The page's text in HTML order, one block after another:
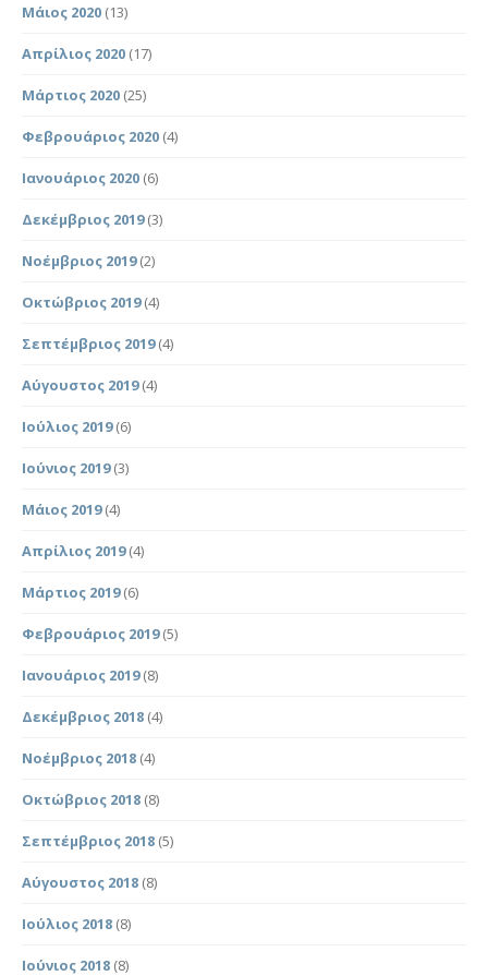
Μάιος 2020 (13)
Απρίλιος 2020 (17)
Μάρτιος 2020 (25)
Φεβρουάριος 2020 (4)
Ιανουάριος 2020 (6)
Δεκέμβριος 2019(3)
Νοέμβριος 2019(2)
Οκτώβριος 2019(4)
Σεπτέμβριος 2019(4)
Αύγουστος 2019(4)
Ιούλιος 2019(6)
Ιούνιος 2019(3)
Μάιος 2019(4)
Απρίλιος 2019(4)
Μάρτιος 2019(6)
Φεβρουάριος 2019(5)
Ιανουάριος 2019(8)
Δεκέμβριος 2018 (4)
Νοέμβριος 2018 (4)
Οκτώβριος 2018 (8)
Σεπτέμβριος 2018 (5)
Αύγουστος 2018 (8)
Ιούλιος 2018 (8)
Ιούνιος 2018 (8)